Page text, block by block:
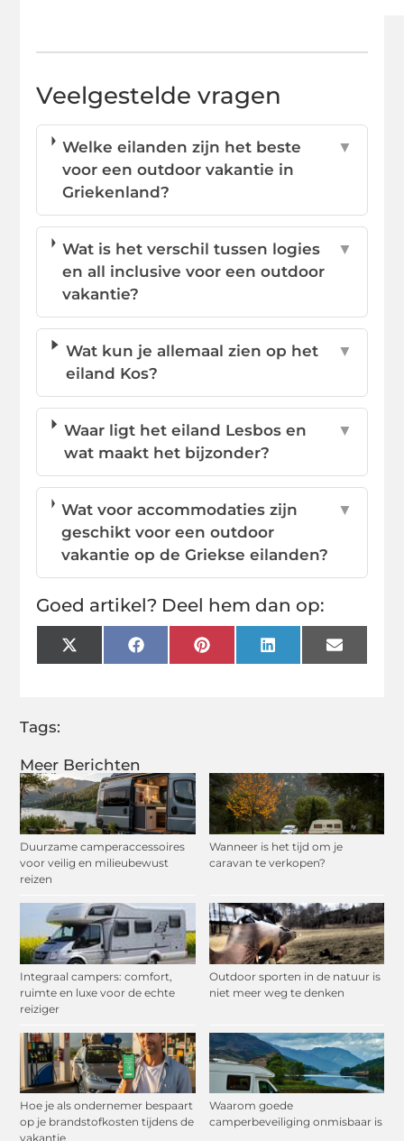
Meer Berichten
Duurzame camperaccessoires
voor veilig en milieubewust
reizen
Wanneer is het tijd om je
caravan te verkopen?
Integraal campers: comfort,
ruimte en luxe voor de echte
reiziger
Outdoor sporten in de natuur is
niet meer weg te denken
Hoe je als ondernemer bespaart
op je brandstofkosten tijdens de
vakantie
Waarom goede
camperbeveiliging onmisbaar is
Veelgestelde vragen
Welke eilanden zijn het beste
voor een outdoor vakantie in
Griekenland?
▼
Wat is het verschil tussen logies
en all inclusive voor een outdoor
vakantie?
▼
Wat kun je allemaal zien op het
eiland Kos?
▼
Waar ligt het eiland Lesbos en
wat maakt het bijzonder?
▼
Wat voor accommodaties zijn
geschikt voor een outdoor
vakantie op de Griekse eilanden?
▼
Goed artikel? Deel hem dan op:
X
(Twitter)
FacebookPinterestLinkedInEmail
Tags: